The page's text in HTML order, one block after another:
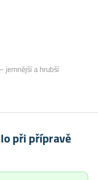
a hrubší
při přípravě